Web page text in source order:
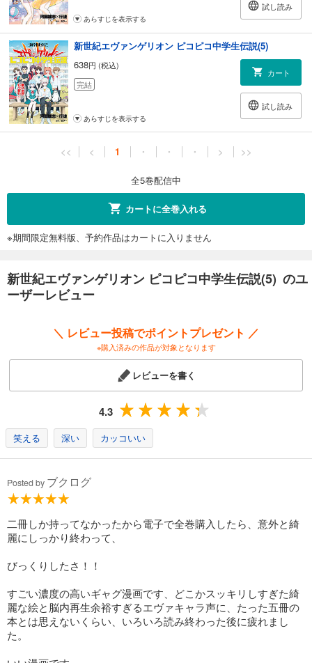
試し読み
あらすじを表示する
新世紀エヴァンゲリオン ピコピコ中学生伝説(5)
638円 (税込)
完結
カート
試し読み
あらすじを表示する
<< < 1 ・ ・ ・ > >>
全5巻配信中
カートに全巻入れる
※期間限定無料版、予約作品はカートに入りません
新世紀エヴァンゲリオン ピコピコ中学生伝説(5) のユ
ーザーレビュー
＼ レビュー投稿でポイントプレゼント ／
※購入済みの作品が対象となります
レビューを書く
4.3
笑える 深い カッコいい
Posted by ブクログ
二冊しか持ってなかったから電子で全巻購入したら、意外と綺
麗にしっかり終わって、
びっくりしたさ！！
すごい濃度の高いギャグ漫画です、どこかスッキリしすぎた綺
麗な絵と脳内再生余裕すぎるエヴァキャラ声に、たった五冊の
本とは思えないくらい、いろいろ読み終わった後に疲れまし
た。